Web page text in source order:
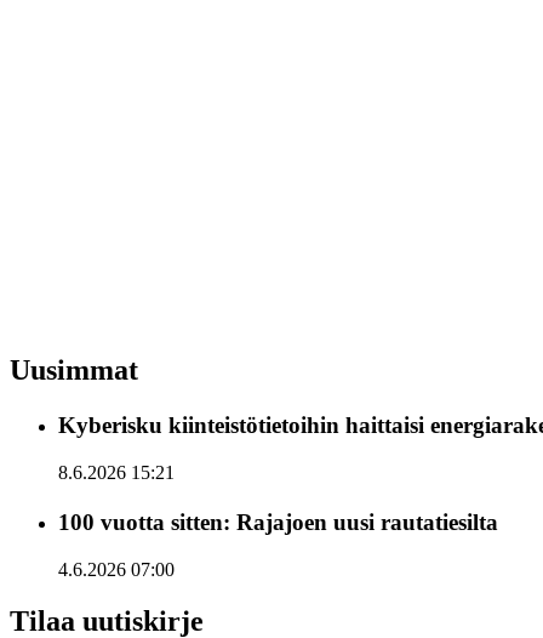
Uusimmat
Kyberisku kiinteistötietoihin haittaisi
8.6.2026 15:21
100 vuotta sitten: Rajajoen uusi rautatiesilta
4.6.2026 07:00
Tilaa uutiskirje